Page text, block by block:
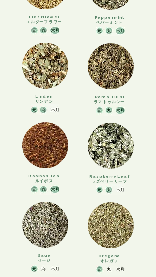
Elderflower
エルダーフラワー
Linden
​リンデン
Rooibos Tea
ルイボス
Sage
​セージ
Peppermint
ペパーミント
Rama Tulsi
ラマトゥルシー
Raspberry Leaf
​ラズベリーリーフ
Oregano
​オレガノ